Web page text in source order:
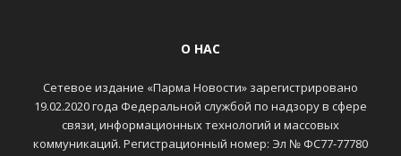
О НАС
Сетевое издание «Парма Новости» зарегистрировано
19.02.2020 года Федеральной службой по надзору в сфере
связи, информационных технологий и массовых
коммуникаций. Регистрационный номер: Эл № ФС77-77780